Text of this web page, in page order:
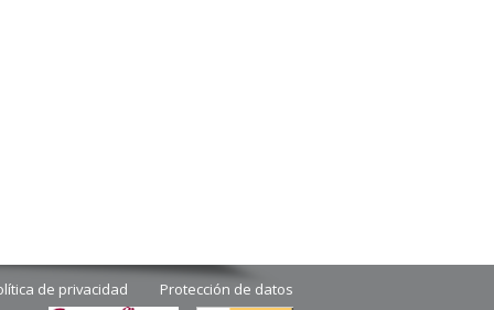
de privacidad Protección de datos